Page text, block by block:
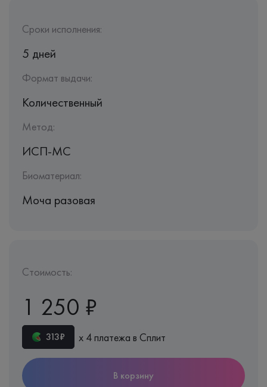
Сроки исполнения:
5 дней
Формат выдачи:
Количественный
Метод:
ИСП-МС
Биоматериал:
Моча разовая
Стоимость:
1 250 ₽
313₽ х 4 платежа в Сплит
В корзину